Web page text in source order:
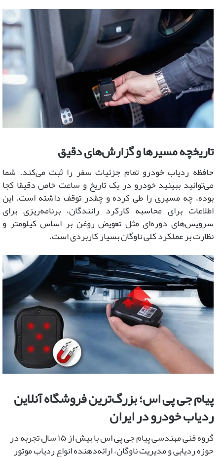
تاریخچه مسیرها و گزارش‌های دقیق
حافظه ردیاب خودرو تمام جزئیات سفر را ثبت می‌کند. شما
می‌توانید ببینید خودرو در یک تاریخ و ساعت خاص دقیقا کجا
بوده، چه مسیری را طی کرده و چقدر توقف داشته است. این
اطلاعات برای محاسبه کارکرد رانندگان، برنامه‌ریزی برای
سرویس‌های دوره‌ای مثل تعویض روغن بر اساس کیلومتر و
نظارت بر عملکرد کلی ناوگان بسیار کاربردی است.
پیام جی پی اس؛ بزرگ‌ترین فروشگاه آنلاین
ردیاب خودرو در ایران
گروه فنی مهندسی پیام جی ‌پی ‌اس با بیش از ۱۵ سال تجربه در
حوزه ردیابی و مدیریت ناوگان، ارائه‌دهنده انواع ردیاب موتور